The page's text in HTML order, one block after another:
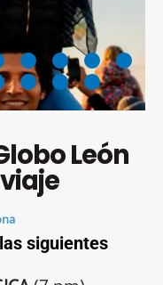
León
siguientes